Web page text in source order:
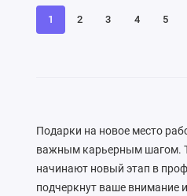
1 2 3 4 5
Подарки на новое место
важным карьерным шагом.
начинают новый этап в
подчеркнут ваше внимание